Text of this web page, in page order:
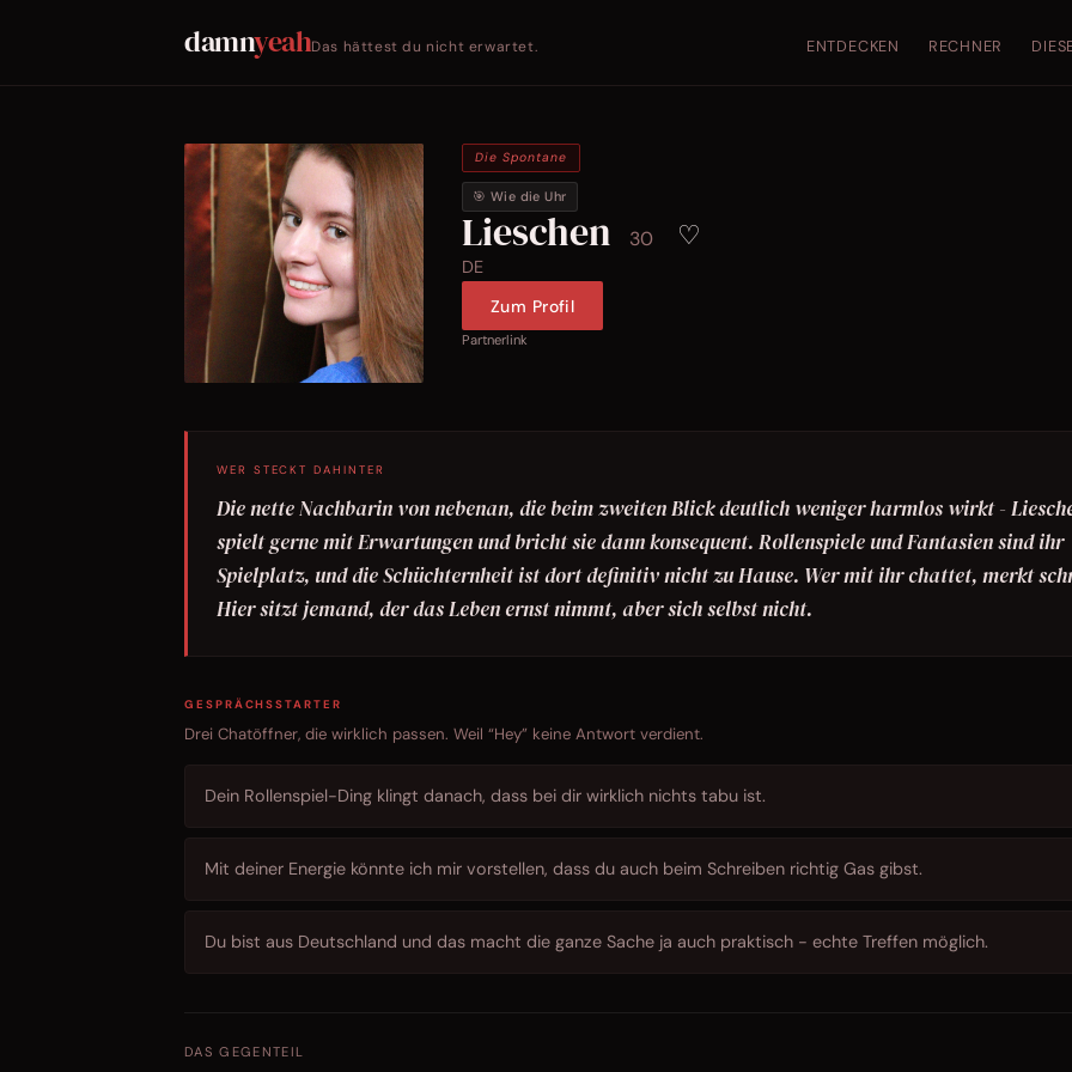
damnyeahDas hättest du nicht erwartet. ENTDECKEN RECHNER
Die Spontane
🎯 Wie die Uhr
Lieschen 30 ♡
DE
Zum Profil
Partnerlink
WER STECKT DAHINTER
Die nette Nachbarin von nebenan, die beim zweiten Blick deutlich weniger harmlos wirkt -
spielt gerne mit Erwartungen und bricht sie dann konsequent. Rollenspiele und Fantasien sind ihr
Spielplatz, und die Schüchternheit ist dort definitiv nicht zu Hause. Wer mit ihr chattet, merkt
Hier sitzt jemand, der das Leben ernst nimmt, aber sich selbst nicht.
GESPRÄCHSSTARTER
Drei Chatöffner, die wirklich passen. Weil “Hey” keine Antwort verdient.
Dein Rollenspiel-Ding klingt danach, dass bei dir wirklich nichts tabu ist.
Mit deiner Energie könnte ich mir vorstellen, dass du auch beim Schreiben richtig Gas gibst.
Du bist aus Deutschland und das macht die ganze Sache ja auch praktisch - echte Treffen möglich.
DAS GEGENTEIL